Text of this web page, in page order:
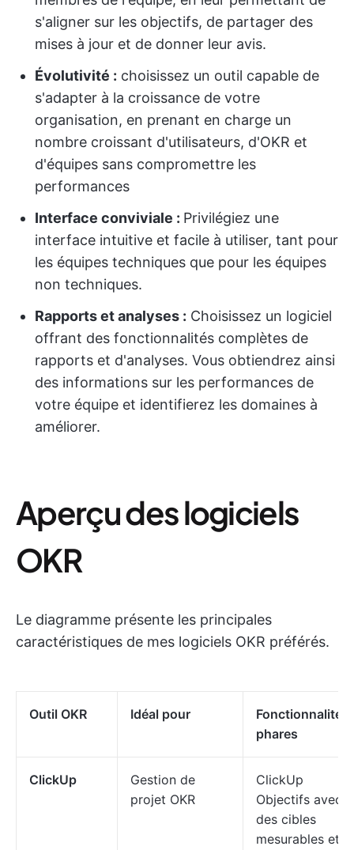
s'aligner sur les objectifs, de partager des
mises à jour et de donner leur avis.
Évolutivité : choisissez un outil capable de
s'adapter à la croissance de votre
organisation, en prenant en charge un
nombre croissant d'utilisateurs, d'OKR et
d'équipes sans compromettre les
performances
Interface conviviale : Privilégiez une
interface intuitive et facile à utiliser, tant pour
les équipes techniques que pour les équipes
non techniques.
Rapports et analyses : Choisissez un logiciel
offrant des fonctionnalités complètes de
rapports et d'analyses. Vous obtiendrez ainsi
des informations sur les performances de
votre équipe et identifierez les domaines à
améliorer.
Aperçu des logiciels
OKR
Le diagramme présente les principales
caractéristiques de mes logiciels OKR préférés.
Outil OKR Idéal pour
Fonctionnalités
phares
ClickUp
Gestion de
projet OKR
ClickUp
Objectifs avec
des cibles
mesurables et